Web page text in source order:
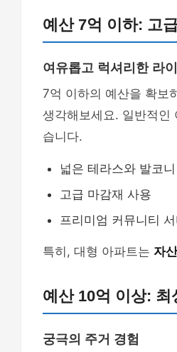
예산 7억 이하: 고
여유롭고 럭셔리한 라
7억 이하의 예산을 확보
생각해보세요. 일반적인
습니다.
넓은 테라스와 발코니
고급 마감재 사용
프리미엄 커뮤니티
특히, 대형 아파트는 자
예산 10억 이상:
궁극의 주거 경험